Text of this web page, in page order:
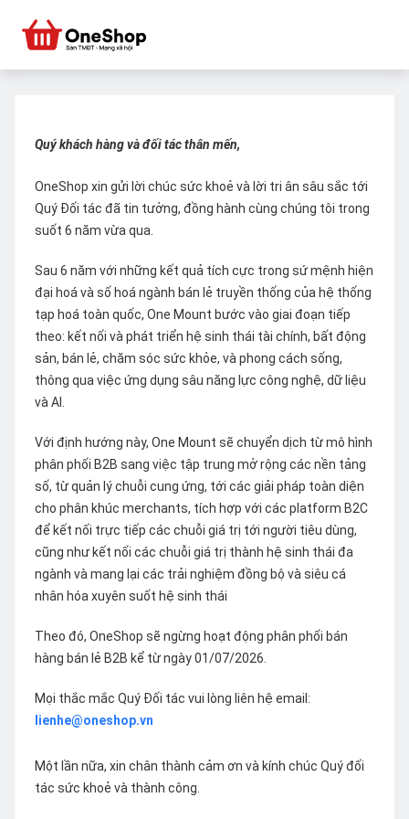
Quý khách hàng và đối tác thân mến,
OneShop xin gửi lời chúc sức khoẻ và lời tri ân sâu sắc tới
Quý Đối tác đã tin tưởng, đồng hành cùng chúng tôi trong
suốt 6 năm vừa qua.
Sau 6 năm với những kết quả tích cực trong sứ mệnh hiện
đại hoá và số hoá ngành bán lẻ truyền thống của hệ thống
tạp hoá toàn quốc, One Mount bước vào giai đoạn tiếp
theo: kết nối và phát triển hệ sinh thái tài chính, bất động
sản, bán lẻ, chăm sóc sức khỏe, và phong cách sống,
thông qua việc ứng dụng sâu năng lực công nghệ, dữ liệu
và AI.
Với định hướng này, One Mount sẽ chuyển dịch từ mô hình
phân phối B2B sang việc tập trung mở rộng các nền tảng
số, từ quản lý chuỗi cung ứng, tới các giải pháp toàn diện
cho phân khúc merchants, tích hợp với các platform B2C
để kết nối trực tiếp các chuỗi giá trị tới người tiêu dùng,
cũng như kết nối các chuỗi giá trị thành hệ sinh thái đa
ngành và mang lại các trải nghiệm đồng bộ và siêu cá
nhân hóa xuyên suốt hệ sinh thái
Theo đó, OneShop sẽ ngừng hoạt động phân phối bán
hàng bán lẻ B2B kể từ ngày 01/07/2026.
Mọi thắc mắc Quý Đối tác vui lòng liên hệ email:
lienhe@oneshop.vn
Một lần nữa, xin chân thành cảm ơn và kính chúc Quý đối
tác sức khoẻ và thành công.